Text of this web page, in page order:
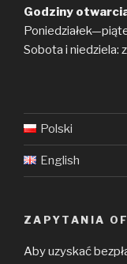
Godziny
Sobota i niedziela:
Polski
English
ZAPYTANIA
Aby uzyskać